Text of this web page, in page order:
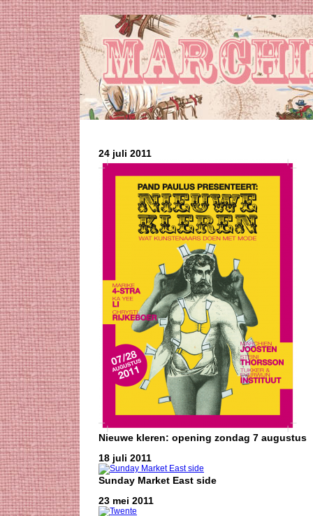
24 juli 2011
Nieuwe kleren: opening zondag 7 augustus
18 juli 2011
Sunday Market East side
23 mei 2011